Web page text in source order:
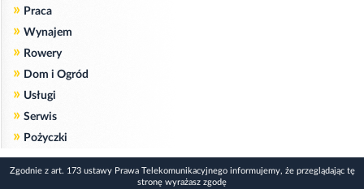
» Praca
» Wynajem
» Rowery
» Dom i Ogród
» Usługi
» Serwis
» Pożyczki
Zgodnie z art. 173 ustawy Prawa Telekomunikacyjnego informujemy, że przeglądając tę
stronę wyrażasz zgodę